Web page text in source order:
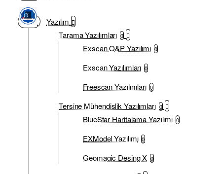
Yazılım
Tarama Yazılımları 0
Exscan O&P Yazılımı 0
Exscan Yazılımları 0
Freescan Yazılımları 0
Tersine Mühendislik Yazılımları 0
BlueStar Haritalama Yazılımı 0
EXModel Yazılımı 0
Geomagic Desing X 0